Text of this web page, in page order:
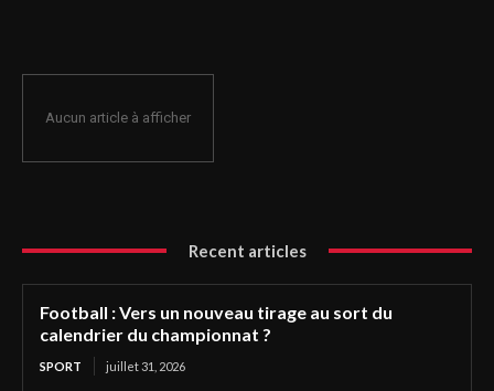
Aucun article à afficher
Recent articles
Football : Vers un nouveau tirage au sort du
calendrier du championnat ?
SPORT juillet 31, 2026